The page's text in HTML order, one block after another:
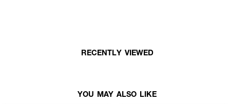
RECENTLY VIEWED
YOU MAY ALSO LIKE